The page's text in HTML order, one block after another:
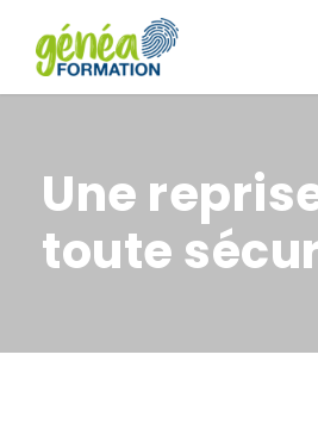
Une
toute